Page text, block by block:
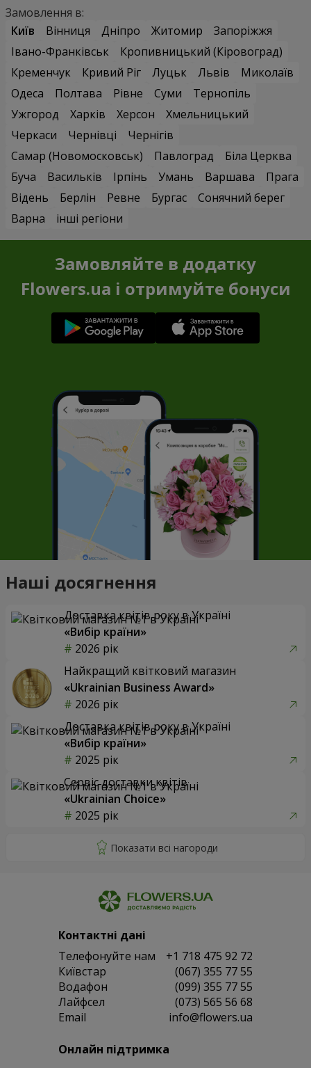
Замовлення в:
Київ
Вінниця Дніпро Житомир
Запоріжжя
Івано-Франківськ
Кропивницький (Кіровоград)
Кременчук
Кривий Ріг Луцьк Львів
Миколаїв
Одеса
Полтава Рівне Суми
Тернопіль
Ужгород
Харків Херсон
Хмельницький
Черкаси
Чернівці
Чернігів
Самар (Новомосковськ)
Павлоград
Біла Церква
Буча
Васильків Ірпінь Умань Варшава
Прага
Відень
Берлін Ревне Бургас
Сонячний берег
Варна
інші регіони
Замовляйте в додатку
Flowers.ua і отримуйте бонуси
Наші досягнення
Доставка квітів року в Україні
«Вибір країни»
2026 рік
Найкращий квітковий магазин
«Ukrainian Business Award»
2026 рік
Доставка квітів року в Україні
«Вибір країни»
2025 рік
Сервіс доставки квітів
«Ukrainian Choice»
2025 рік
Контактні дані
Телефонуйте нам
+1 718 475 92 72
Київстар
(067) 355 77 55
Водафон
(099) 355 77 55
Лайфсел
(073) 565 56 68
Email
info@flowers.ua
Онлайн підтримка